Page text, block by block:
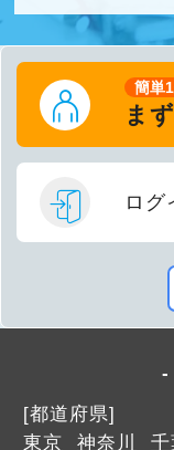
簡単
ま
ログ
[都道府県]
東京
神奈川 千